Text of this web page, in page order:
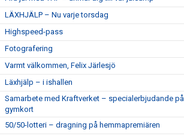
LÄXHJÄLP – Nu varje torsdag
Highspeed-pass
Fotografering
Varmt välkommen, Felix Järlesjö
Läxhjälp – i ishallen
Samarbete med Kraftverket – specialerbjudande på
gymkort
50/50-lotteri – dragning på hemmapremiären